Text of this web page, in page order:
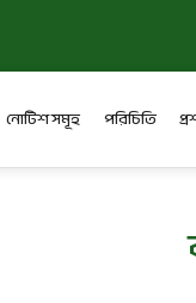
নোটিশ সমূহ পরিচিতি